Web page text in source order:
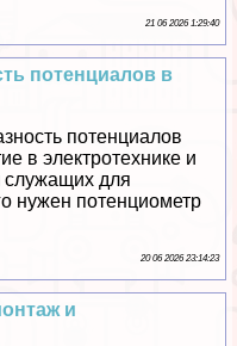
21 06 2026 1:29:40
потенциалов в
потенциалов
в электротехнике и
для
нужен потенциометр
20 06 2026 23:14:23
и